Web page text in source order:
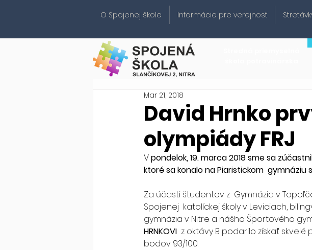
O Spojenej škole Informácie pre verejnosť
David Hrnko
olympiády FRJ
Mar 21, 2018
V pondelok, 19. marca 2018 sme sa
ktoré sa konalo na Piaristickom  gymnáziu
Za účasti študentov z  Gymnázia v
Spojenej  katolíckej školy v Leviciach,
gymnázia v Nitre a nášho Športového
HRNKOVI
z oktávy B podarilo získať
bodov 93/100.